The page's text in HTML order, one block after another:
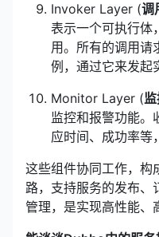
Invoker Layer (调
表示一个可执行体
用。所有的调用请
例，通过它来发起
Monitor Layer (
监控和报警功能。
应时间、成功率等
这些组件协同工作，
路，支持服务的发布、
管理，是实现高性能、